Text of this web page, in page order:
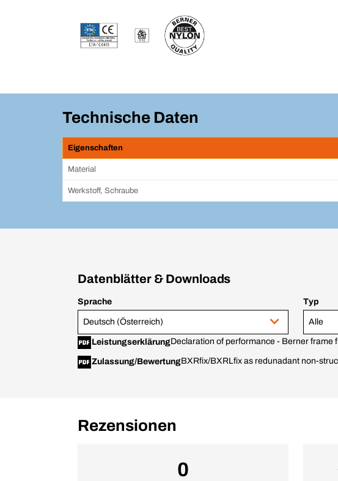
Technische Daten
Eigenschaften
Material
Werkstoff, Schraube
Datenblätter & Downloads
Sprache
Deutsch (Österreich)
Typ
Alle
LeistungserklärungDeclaration of performance - Berner frame
Zulassung/BewertungBXRfix/BXRLfix as redunadant non-
Rezensionen
0